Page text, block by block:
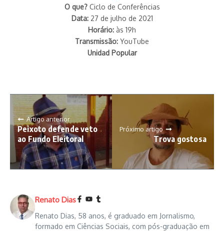
O que?Ciclo de Conferências
Data:27 de julho de 2021
Horário: às 19h
Transmissão: YouTube
Unidad Popular
Artigo anterior
Peixoto defende veto
ao Fundo Eleitoral
Próximo artigo
Trova gostosa
Renato Dias
Renato Dias, 58 anos, é graduado em Jornalismo,
formado em Ciências Sociais, com pós-graduação em